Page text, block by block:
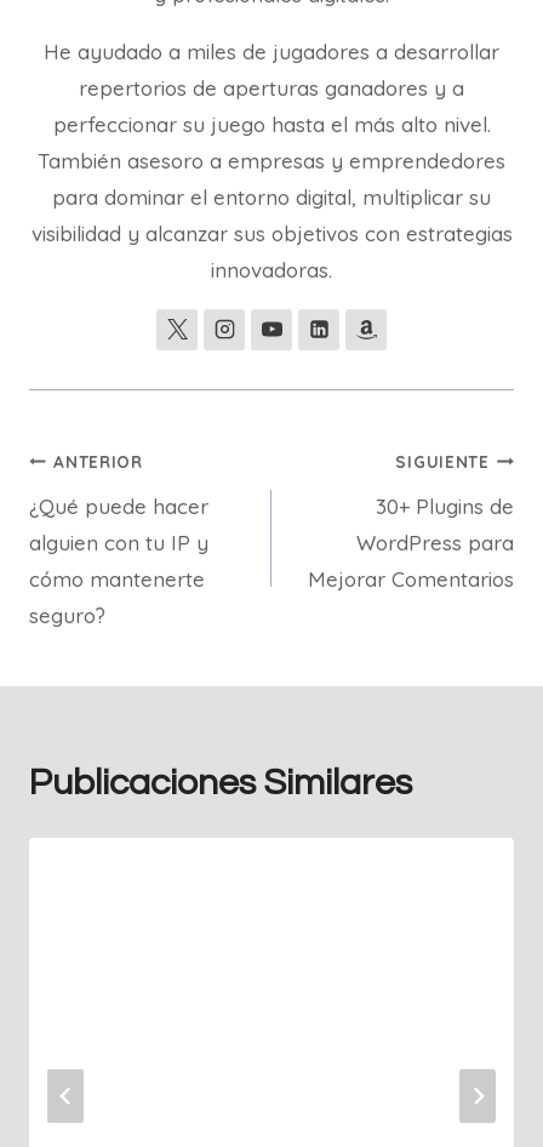
He ayudado a miles de jugadores a desarrollar
repertorios de aperturas ganadores y a
perfeccionar su juego hasta el más alto nivel.
También asesoro a empresas y emprendedores
para dominar el entorno digital, multiplicar su
visibilidad y alcanzar sus objetivos con estrategias
innovadoras.
Navegación
de
entradas
ANTERIOR
¿Qué puede hacer
alguien con tu IP y
cómo mantenerte
seguro?
SIGUIENTE
30+ Plugins de
WordPress para
Mejorar Comentarios
Publicaciones Similares